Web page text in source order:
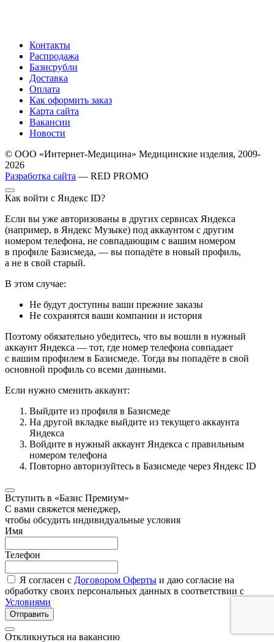
Контакты
Распродажа
Базисрубли
Доставка
Оплата
Как оформить заказ
Карта сайта
Вакансии
Новости
© ООО «Интернет-Медицина» Медицинские изделия, 2009-
2026
Разработка сайта — RED PROMO
Как войти с Яндекс ID?
Если вы уже авторизованы в других сервисах Яндекса
(например, в Яндекс Музыке) под аккаунтом с другим
номером телефона, не совпадающим с вашим номером
в профиле Базисмеда, — вы попадёте в новый профиль,
а не в свой старый.
В этом случае:
Не будут доступны ваши прежние заказы
Не сохранятся ваши компании и история
Поэтому обязательно убедитесь, что вы вошли в нужный
аккаунт Яндекса — тот, где номер телефона совпадает
с вашим профилем в Базисмеде. Тогда вы попадёте в свой
основной профиль со всеми данными.
Если нужно сменить аккаунт:
Выйдите из профиля в Базисмеде
На другой вкладке выйдите из текущего аккаунта
Яндекса
Войдите в нужный аккаунт Яндекса с правильным
номером телефона
Повторно авторизуйтесь в Базисмеде через Яндекс ID
Вступить в «Базис Премиум»
С вами свяжется менеджер,
чтобы обсудить индивидуальные условия
Имя
Телефон
Я согласен с Договором Оферты и даю согласие на
обработку своих персональных данных в соответствии с
Условиями
Отправить
Откликнуться на вакансию